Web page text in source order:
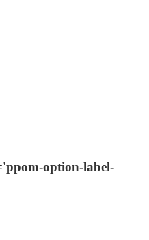
option-label-